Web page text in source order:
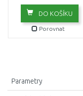
DO KOŠÍKU
Porovnat
Parametry